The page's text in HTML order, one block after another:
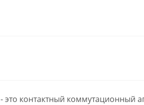
- это контактный коммутационный